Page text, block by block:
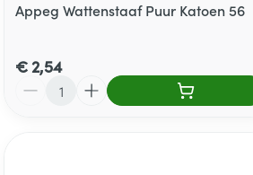
Appeg Wattenstaaf Puur Katoen 56
€ 2,54